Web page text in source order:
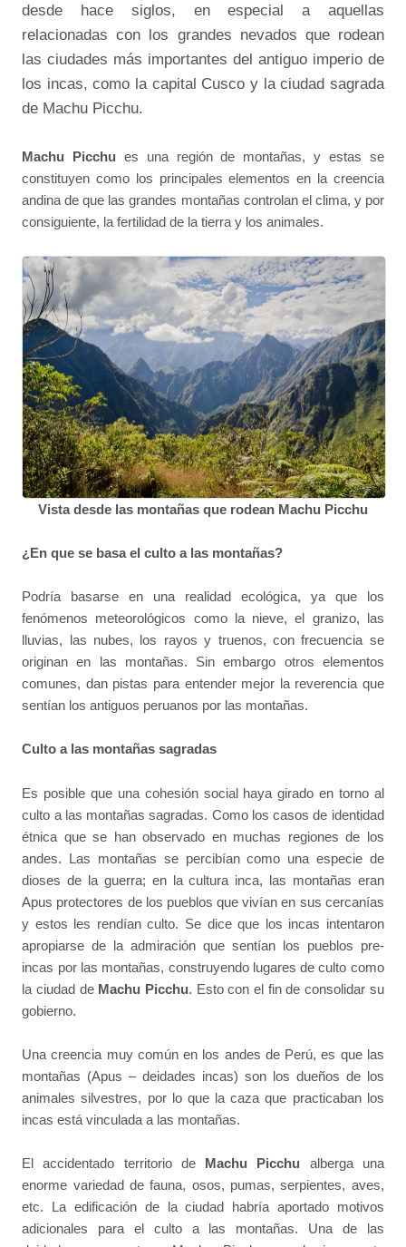
desde hace siglos, en especial a aquellas
relacionadas con los grandes nevados que rodean
las ciudades más importantes del antiguo imperio de
los incas, como la capital Cusco y la ciudad sagrada
de Machu Picchu.
Machu Picchu es una región de montañas, y estas se
constituyen como los principales elementos en la creencia
andina de que las grandes montañas controlan el clima, y por
consiguiente, la fertilidad de la tierra y los animales.
Vista desde las montañas que rodean Machu Picchu
¿En que se basa el culto a las montañas?
Podría basarse en una realidad ecológica, ya que los
fenómenos meteorológicos como la nieve, el granizo, las
lluvias, las nubes, los rayos y truenos, con frecuencia se
originan en las montañas. Sin embargo otros elementos
comunes, dan pistas para entender mejor la reverencia que
sentían los antiguos peruanos por las montañas.
Culto a las montañas sagradas
Es posible que una cohesión social haya girado en torno al
culto a las montañas sagradas. Como los casos de identidad
étnica que se han observado en muchas regiones de los
andes. Las montañas se percibían como una especie de
dioses de la guerra; en la cultura inca, las montañas eran
Apus protectores de los pueblos que vivían en sus cercanías
y estos les rendían culto. Se dice que los incas intentaron
apropiarse de la admiración que sentían los pueblos pre-
incas por las montañas, construyendo lugares de culto como
la ciudad de Machu Picchu. Esto con el fin de consolidar su
gobierno.
Una creencia muy común en los andes de Perú, es que las
montañas (Apus – deidades incas) son los dueños de los
animales silvestres, por lo que la caza que practicaban los
incas está vinculada a las montañas.
El accidentado territorio de Machu Picchu alberga una
enorme variedad de fauna, osos, pumas, serpientes, aves,
etc. La edificación de la ciudad habría aportado motivos
adicionales para el culto a las montañas. Una de las